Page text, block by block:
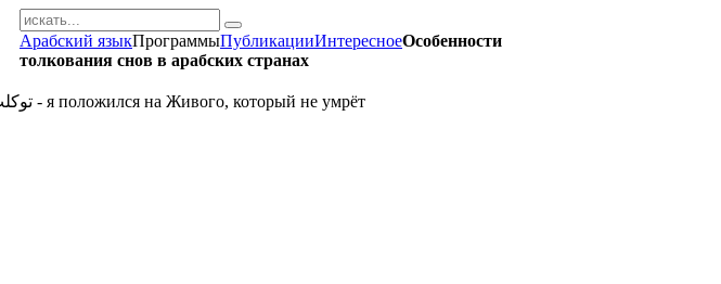
Арабский языкПрограммыПубликацииИнтересноеОсобенности
толкования снов в арабских странах